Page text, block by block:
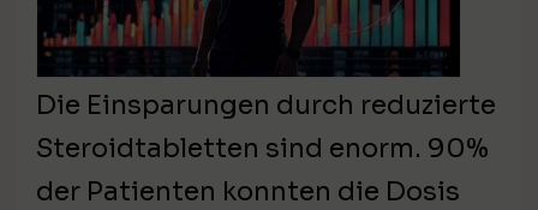
Die Einsparungen durch reduzierte
Steroidtabletten sind enorm. 90%
der Patienten konnten die Dosis